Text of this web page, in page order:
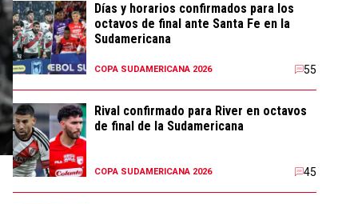
Días y horarios confirmados para los
octavos de final ante Santa Fe en la
Sudamericana
COPA SUDAMERICANA 2026 55
Rival confirmado para River en octavos
de final de la Sudamericana
COPA SUDAMERICANA 2026 45